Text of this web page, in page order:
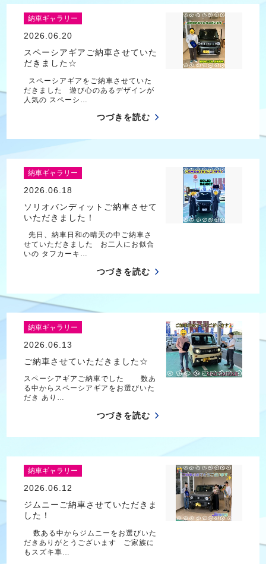
納車ギャラリー
2026.06.20
スペーシアギアご納車させていた
だきました☆
スペーシアギアをご納車させていた
だきました 遊び心のあるデザインが
人気の スペーシ…
つづきを読む
納車ギャラリー
2026.06.18
ソリオバンディットご納車させて
いただきました！
先日、納車日和の晴天の中ご納車さ
せていただきました お二人にお似合
いの タフカーキ…
つづきを読む
納車ギャラリー
2026.06.13
ご納車させていただきました☆
スペーシアギアご納車でした 数あ
る中からスペーシアギアをお選びいた
だき あり…
つづきを読む
納車ギャラリー
2026.06.12
ジムニーご納車させていただきま
した！
数ある中からジムニーをお選びいた
だきありがとうございます ご家族に
もスズキ車…